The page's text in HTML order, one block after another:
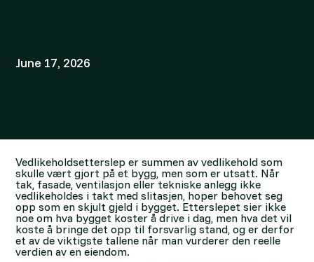
June 17, 2026
Vedlikeholdsetterslep er summen av vedlikehold som
skulle vært gjort på et bygg, men som er utsatt. Når
tak, fasade, ventilasjon eller tekniske anlegg ikke
vedlikeholdes i takt med slitasjen, hoper behovet seg
opp som en skjult gjeld i bygget. Etterslepet sier ikke
noe om hva bygget koster å drive i dag, men hva det vil
koste å bringe det opp til forsvarlig stand, og er derfor
et av de viktigste tallene når man vurderer den reelle
verdien av en eiendom.